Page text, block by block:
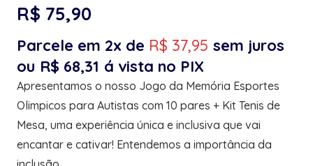
R$ 75,90
Parcele em 2x de R$ 37,95 sem juros
ou R$ 68,31 á vista no PIX
Apresentamos o nosso Jogo da Memória Esportes
Olimpicos para Autistas com 10 pares + Kit Tenis de
Mesa, uma experiência única e inclusiva que vai
encantar e cativar! Entendemos a importância da